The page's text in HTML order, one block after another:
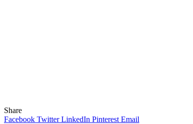
Share
Facebook Twitter LinkedIn Pinterest Email